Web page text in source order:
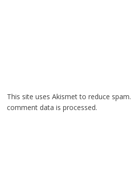
This site uses Akismet to reduce spam.
comment data is processed.